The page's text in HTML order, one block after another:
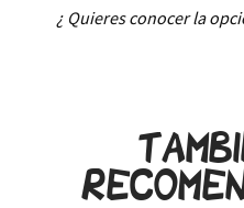
¿ Quieres conocer la